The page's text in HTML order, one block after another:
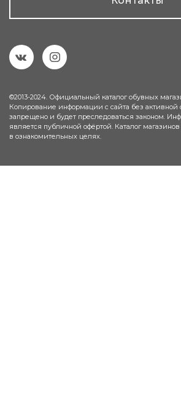
©2013-2024. Официальный каталог обувных
Копирование информации с сайта без активной
запрещено и будет преследоваться законом.
является публичной офёртой. Каталог
в ознакомительных целях.